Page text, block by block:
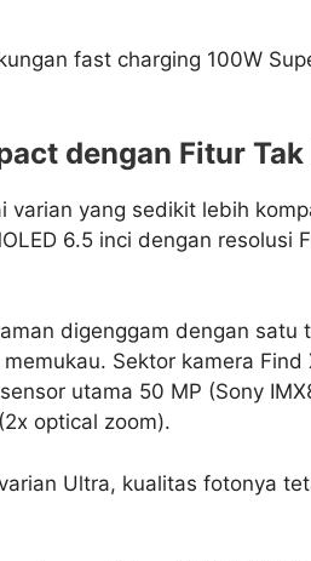
fast charging 100W
dengan Fitur Tak
varian yang sedikit lebih
6.5 inci dengan resolusi
digenggam dengan satu
Sektor kamera Find
utama 50 MP (Sony
optical zoom).
Ultra, kualitas fotonya